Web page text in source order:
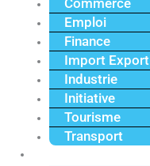
Commerce
Emploi
Finance
Import Export
Industrie
Initiative
Tourisme
Transport